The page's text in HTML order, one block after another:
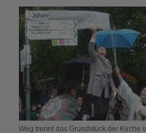
Weg trennt das Grundstück der Kirche